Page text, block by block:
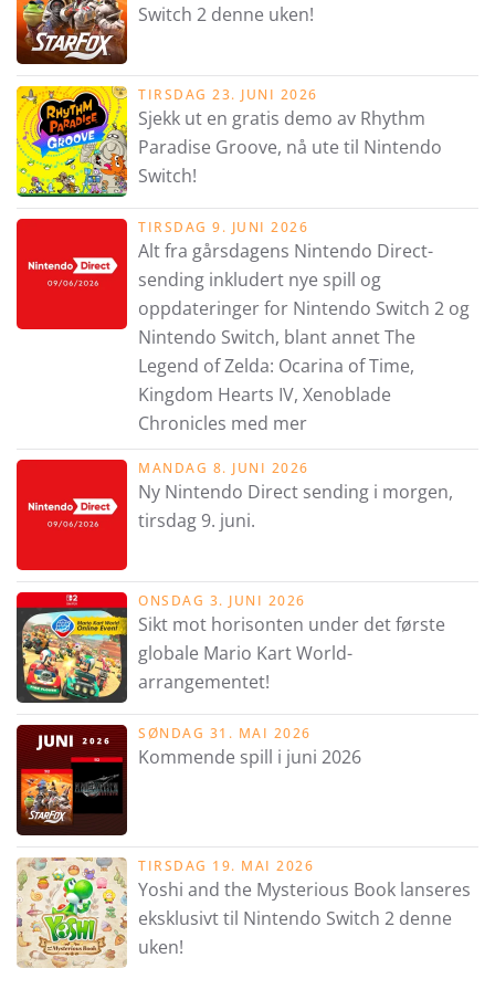
Switch 2 denne uken!
TIRSDAG 23. JUNI 2026
Sjekk ut en gratis demo av Rhythm
Paradise Groove, nå ute til Nintendo
Switch!
TIRSDAG 9. JUNI 2026
Alt fra gårsdagens Nintendo Direct-
sending inkludert nye spill og
oppdateringer for Nintendo Switch 2 og
Nintendo Switch, blant annet The
Legend of Zelda: Ocarina of Time,
Kingdom Hearts IV, Xenoblade
Chronicles med mer
MANDAG 8. JUNI 2026
Ny Nintendo Direct sending i morgen,
tirsdag 9. juni.
ONSDAG 3. JUNI 2026
Sikt mot horisonten under det første
globale Mario Kart World-
arrangementet!
SØNDAG 31. MAI 2026
Kommende spill i juni 2026
TIRSDAG 19. MAI 2026
Yoshi and the Mysterious Book lanseres
eksklusivt til Nintendo Switch 2 denne
uken!